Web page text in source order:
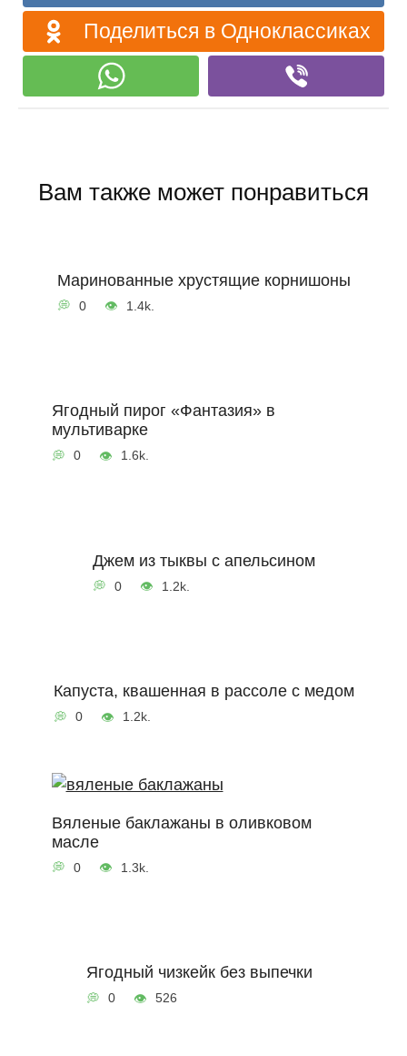
Поделиться в Одноклассиках
Вам также может понравиться
Маринованные хрустящие корнишоны
0 1.4k.
Ягодный пирог «Фантазия» в
мультиварке
0 1.6k.
Джем из тыквы с апельсином
0 1.2k.
Капуста, квашенная в рассоле с медом
0 1.2k.
Вяленые баклажаны в оливковом
масле
0 1.3k.
Ягодный чизкейк без выпечки
0 526